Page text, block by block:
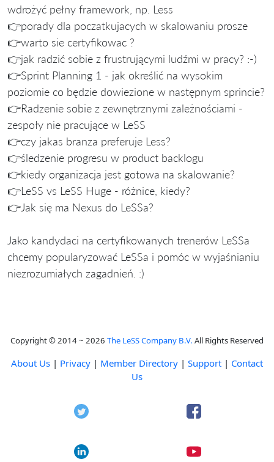
wdrożyć pełny framework, np. Less
👉porady dla poczatkujacych w skalowaniu prosze
👉warto sie certyfikowac ?
👉jak radzić sobie z frustrującymi ludźmi w pracy? :-)
👉Sprint Planning 1 - jak określić na wysokim
poziomie co będzie dowiezione w następnym sprincie?
👉Radzenie sobie z zewnętrznymi zależnościami -
zespoły nie pracujące w LeSS
👉czy jakas branza preferuje Less?
👉śledzenie progresu w product backlogu
👉kiedy organizacja jest gotowa na skalowanie?
👉LeSS vs LeSS Huge - różnice, kiedy?
👉Jak się ma Nexus do LeSSa?
Jako kandydaci na certyfikowanych trenerów LeSSa
chcemy popularyzować LeSSa i pomóc w wyjaśnianiu
niezrozumiałych zagadnień. :)
Copyright © 2014 ~ 2026 The LeSS Company B.V. All Rights Reserved
About Us | Privacy | Member Directory | Support | Contact
Us